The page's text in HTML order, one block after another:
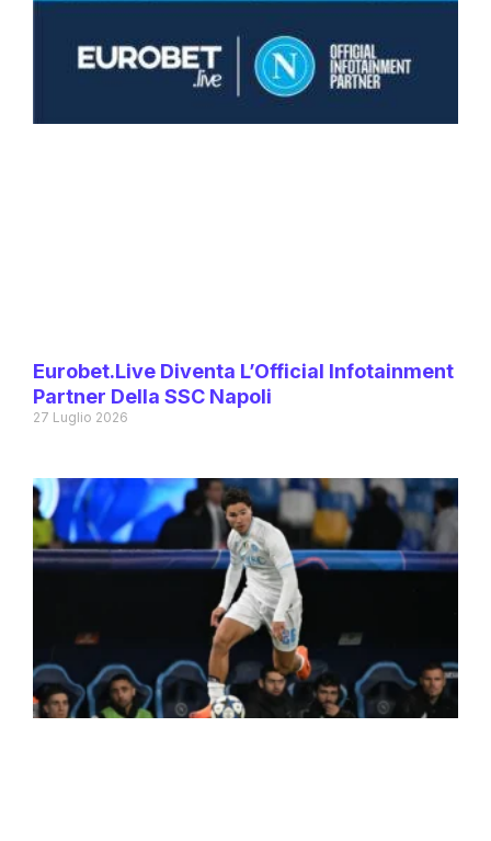
Eurobet.live Diventa L’Official Infotainment
Partner Della SSC Napoli
27 Luglio 2026